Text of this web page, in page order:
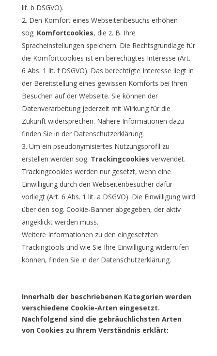
lit. b DSGVO).
Den Komfort eines Webseitenbesuchs erhöhen
sog. Komfortcookies, die z. B. Ihre
Spracheinstellungen speichern. Die Rechtsgrundlage für
die Komfortcookies ist ein berechtigtes Interesse (Art.
6 Abs. 1 lit. f DSGVO). Das berechtigte Interesse liegt in
der Bereitstellung eines gewissen Komforts bei Ihren
Besuchen auf der Webseite. Sie können der
Datenverarbeitung jederzeit mit Wirkung für die
Zukunft widersprechen. Nähere Informationen dazu
finden Sie in der Datenschutzerklärung.
Um ein pseudonymisiertes Nutzungsprofil zu
erstellen werden sog. Trackingcookies verwendet.
Trackingcookies werden nur gesetzt, wenn eine
Einwilligung durch den Webseitenbesucher dafür
vorliegt (Art. 6 Abs. 1 lit. a DSGVO). Die Einwilligung wird
über den sog. Cookie-Banner abgegeben, der aktiv
angeklickt werden muss.
Weitere Informationen zu den eingesetzten
Trackingtools und wie Sie Ihre Einwilligung widerrufen
können, finden Sie in der Datenschutzerklärung.
Innerhalb der beschriebenen Kategorien werden
verschiedene Cookie-Arten eingesetzt.
Nachfolgend sind die gebräuchlichsten Arten
von Cookies zu Ihrem Verständnis erklärt: